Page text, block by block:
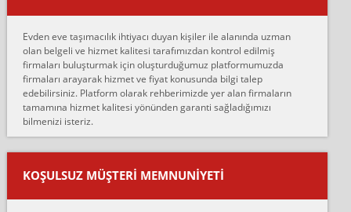
çalıştıklarını, müş...
Ahmet:
Lüleburgaz güngünes evden eve naklyat eşyalarımı taşımak için
anlaştık sabah eve geldiklerinde de eşyalarımı düzgün şekilde
sarcaz demelerine r...
mehmet güldü:
Ankara ALİCANLAR NAKLİYAT Tutarsız ve ticari ahlak problemleri
var verdikleri fiyat teklifini arttırdılar. Sonrasında taşıma gününde
oldukça tutarsı...
Evden eve taşımacılık ihtiyacı duyan kişiler ile alanında uzman
olan belgeli ve hizmet kalitesi tarafımızdan kontrol edilmiş
firmaları buluşturmak için oluşturduğumuz platformumuzda
firmaları arayarak hizmet ve fiyat konusunda bilgi talep
edebilirsiniz. Platform olarak rehberimizde yer alan firmaların
tamamına hizmet kalitesi yönünden garanti sağladığımızı
bilmenizi isteriz.
KOŞULSUZ MÜŞTERI MEMNUNIYETI